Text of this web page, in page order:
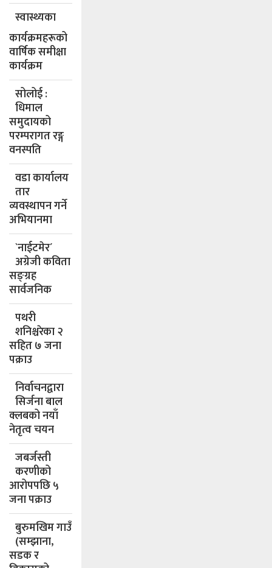
स्वास्थ्यका
कार्यक्रमहरूको
वार्षिक समीक्षा
कार्यक्रम
सोलोई :
धिमाल
समुदायको
परम्परागत रङ्ग
वनस्पति
वडा कार्यालय
तार
व्यवस्थापन गर्ने
अभियानमा
`नाईटमेर´
अग्रेजी कविता
सङ्ग्रह
सार्वजनिक
पथरी
शनिश्चरेका २
सहित ७ जना
पक्राउ
निर्वाचनद्वारा
सिर्जना बाल
क्लबको नयाँ
नेतृत्व चयन
जबर्जस्ती
करणीको
आरोपपछि ५
जना पक्राउ
बुरुमखिम गाउँ
(सम्झाना,
सडक र